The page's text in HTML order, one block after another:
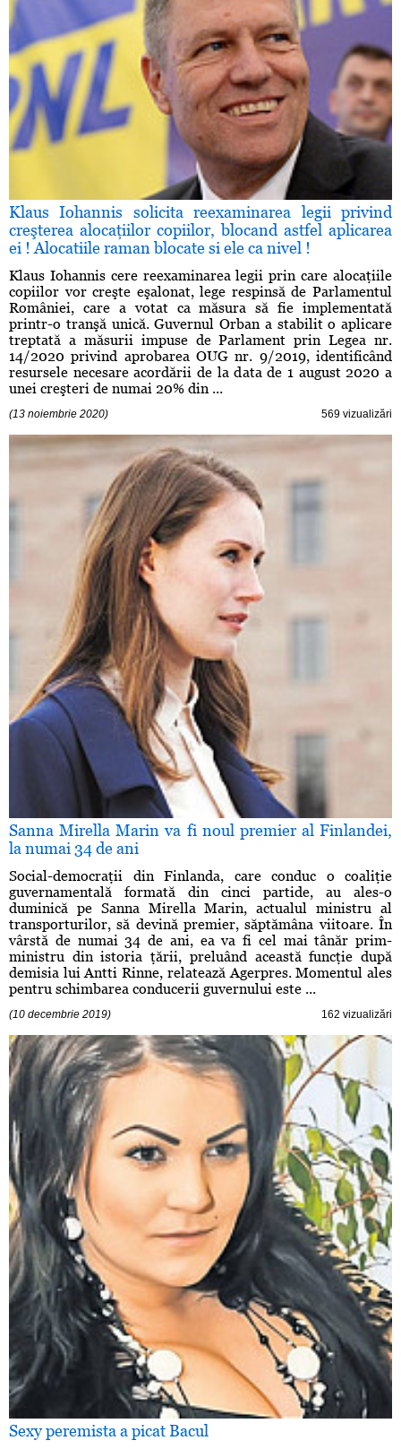
Klaus Iohannis solicita reexaminarea legii privind
creşterea alocaţiilor copiilor, blocand astfel aplicarea
ei ! Alocatiile raman blocate si ele ca nivel !
Klaus Iohannis cere reexaminarea legii prin care alocaţiile
copiilor vor creşte eşalonat, lege respinsă de Parlamentul
României, care a votat ca măsura să fie implementată
printr-o tranşă unică. Guvernul Orban a stabilit o aplicare
treptată a măsurii impuse de Parlament prin Legea nr.
14/2020 privind aprobarea OUG nr. 9/2019, identificând
resursele necesare acordării de la data de 1 august 2020 a
unei creşteri de numai 20% din ...
(13 noiembrie 2020) 569 vizualizări
Sanna Mirella Marin va fi noul premier al Finlandei,
la numai 34 de ani
Social-democraţii din Finlanda, care conduc o coaliţie
guvernamentală formată din cinci partide, au ales-o
duminică pe Sanna Mirella Marin, actualul ministru al
transporturilor, să devină premier, săptămâna viitoare. În
vârstă de numai 34 de ani, ea va fi cel mai tânăr prim-
ministru din istoria ţării, preluând această funcţie după
demisia lui Antti Rinne, relatează Agerpres. Momentul ales
pentru schimbarea conducerii guvernului este ...
(10 decembrie 2019) 162 vizualizări
Sexy peremista a picat Bacul